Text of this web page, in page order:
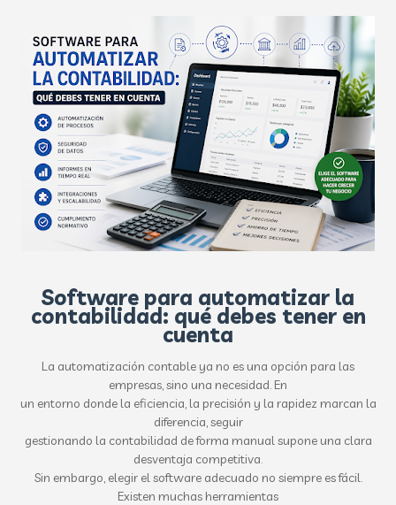
Software para automatizar la
contabilidad: qué debes tener en
cuenta
La automatización contable ya no es una opción para las
empresas, sino una necesidad. En
un entorno donde la eficiencia, la precisión y la rapidez marcan la
diferencia, seguir
gestionando la contabilidad de forma manual supone una clara
desventaja competitiva.
Sin embargo, elegir el software adecuado no siempre es fácil.
Existen muchas herramientas